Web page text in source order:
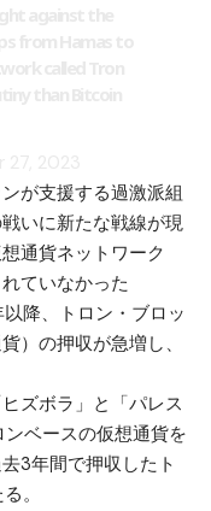
が支援する過激派組
いに新たな戦線が現
通貨ネットワーク
ていなかった
降、トロン・ブロッ
）の押収が急増し、
ズボラ」と「パレス
ベースの仮想通貨を
3年間で押収したト
。